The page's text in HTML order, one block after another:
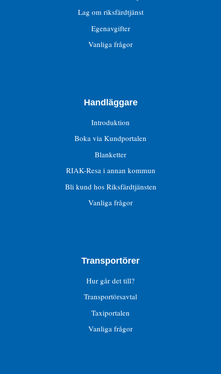
Lag om riksfärdtjänst
Egenavgifter
Vanliga frågor
Handläggare
Introduktion
Boka via Kundportalen
Blanketter
RIAK-Resa i annan kommun
Bli kund hos Riksfärdtjänsten
Vanliga frågor
Transportörer
Hur går det till?
Transportörsavtal
Taxiportalen
Vanliga frågor